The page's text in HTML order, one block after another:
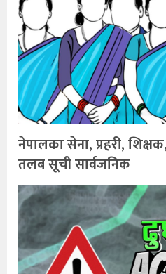
नेपालका सेना, प्रहरी,
तलब सूची सार्वजनिक